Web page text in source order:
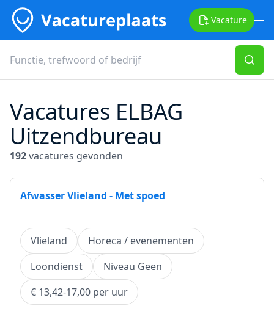
Vacature
Vacatures ELBAG
Uitzendbureau
192vacatures gevonden
Afwasser Vlieland - Met spoed
Vlieland
Horeca / evenementen
Loondienst
Niveau Geen
€ 13,42-17,00 per uur